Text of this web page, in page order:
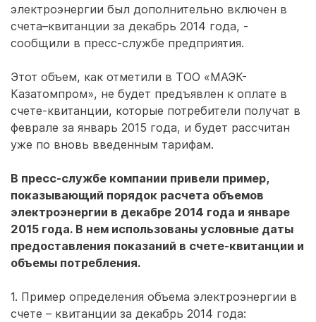
электроэнергии был дополнительно включен в
счета–квитанции за декабрь 2014 года, -
сообщили в пресс-службе предприятия.
Этот объем, как отметили в ТОО «МАЭК-
Казатомпром», не будет предъявлен к оплате в
счете-квитанции, которые потребители получат в
феврале за январь 2015 года, и будет рассчитан
уже по вновь введенным тарифам.
В пресс-службе компании привели пример,
показывающий порядок расчета объемов
электроэнергии в декабре 2014 года и январе
2015 года. В нем использованы условные даты
предоставления показаний в счете-квитанции и
объемы потребления.
1. Пример определения объема электроэнергии в
счете – квитанции за декабрь 2014 года: